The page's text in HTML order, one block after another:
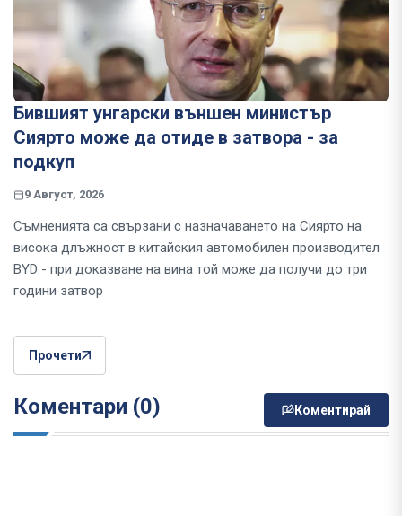
Бившият унгарски външен министър
Сиярто може да отиде в затвора - за
подкуп
9 Август, 2026
Съмненията са свързани с назначаването на Сиярто на
висока длъжност в китайския автомобилен производител
BYD - при доказване на вина той може да получи до три
години затвор
Прочети
Коментари (0) Коментирай